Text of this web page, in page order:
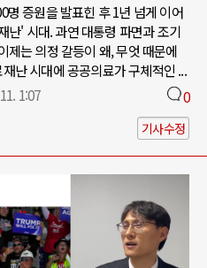
명 증원을 발표힌 후 1년 넘게 이어
난' 시대. 과연 대통령 파면과 조기
제는 의정 갈등이 왜, 무엇 때문에
난 시대에 공공의료가 구체적인 ...
1:07 0
기사수정